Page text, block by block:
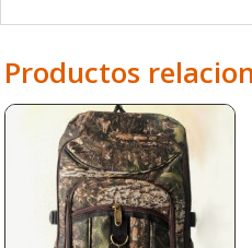
Productos